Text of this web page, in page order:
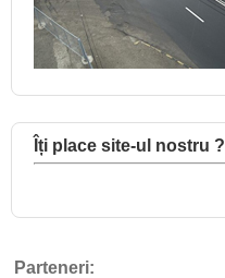
Îți place site-ul nostru ?
Parteneri: